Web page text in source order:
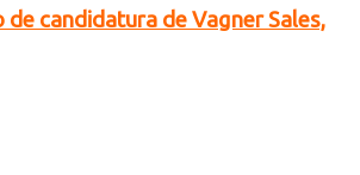
de candidatura de Vagner Sales,